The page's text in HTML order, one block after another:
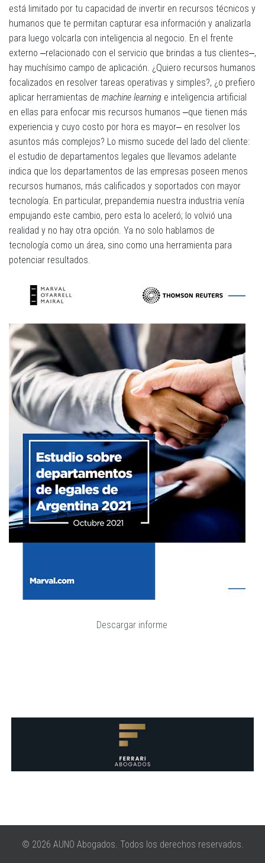
está limitado por tu capacidad de invertir en recursos técnicos y
humanos que te permitan capturar esa información y analizarla
para luego volcarla con inteligencia al negocio. En el frente
externo ‒relacionado con el servicio que brindas a tus clientes‒,
hay muchísimo campo de aplicación. ¿Quiero recursos humanos
focalizados en resolver tareas operativas y simples?, ¿o prefiero
aplicar herramientas de machine learning e inteligencia artificial
en ellas para enfocar mis recursos humanos ‒que tienen más
experiencia y cuyo costo por hora es mayor‒ en resolver los
asuntos más complejos? Lo mismo sucede del lado del cliente:
el estudio de departamentos legales que llevamos adelante
indica que los departamentos de las empresas poseen menos
recursos humanos, más calificados y soportados con mayor
tecnología. En particular, prepandemia nuestra industria venía
empujando este cambio, pero esta lo aceleró; lo volvió una
realidad y no hay otra opción. Ya no solo hablamos de
tecnología como un área, sino como una herramienta para
potenciar resultados.
Descargar informe
© 2026 AUNO Abogados. Todos los derechos reservados.